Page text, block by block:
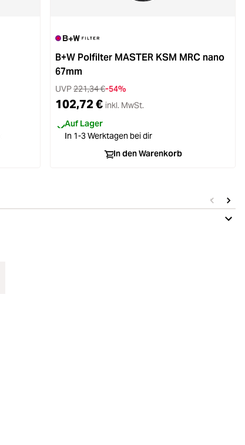
B+W Polfilter MASTER KSM MRC nano
67mm
UVP221,34 €-54%
102,72 € inkl. MwSt.
Auf Lager
In 1-3 Werktagen bei dir
In den Warenkorb